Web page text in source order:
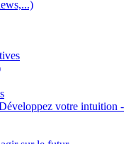
votre intuition -